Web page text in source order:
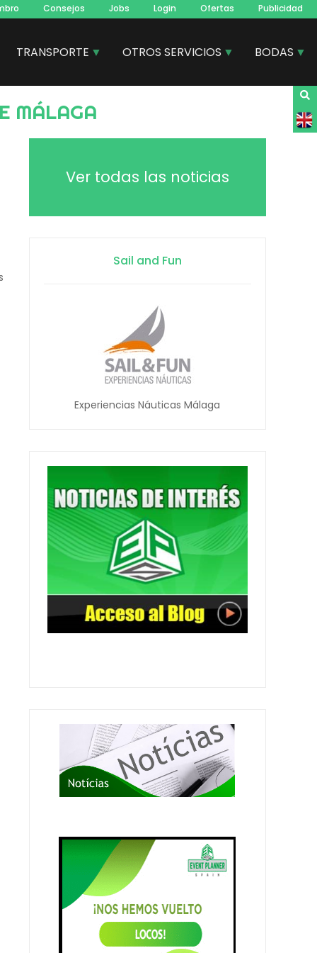
Consejos Jobs Login Ofertas Publicidad
TRANSPORTE OTROS SERVICIOS BODAS
MÁLAGA
Ver todas las noticias
Sail and Fun
Experiencias Náuticas Málaga